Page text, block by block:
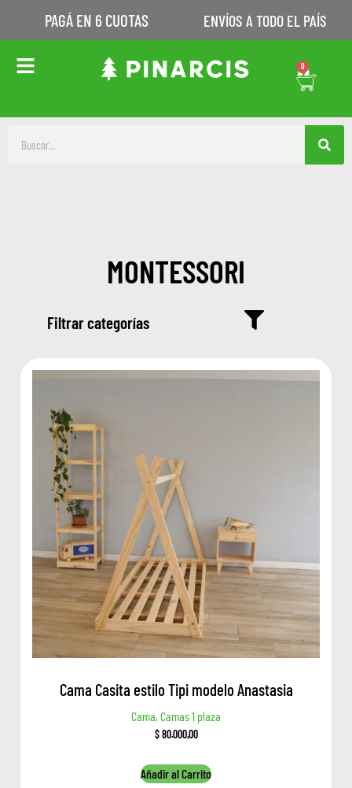
PAGÁ EN 6 CUOTAS ENVÍOS A TODO EL PAÍS
0
MONTESSORI
Filtrar categorías
Cama Casita estilo Tipi modelo Anastasia
Cama, Camas 1 plaza
$80.000,00
Añadir al Carrito